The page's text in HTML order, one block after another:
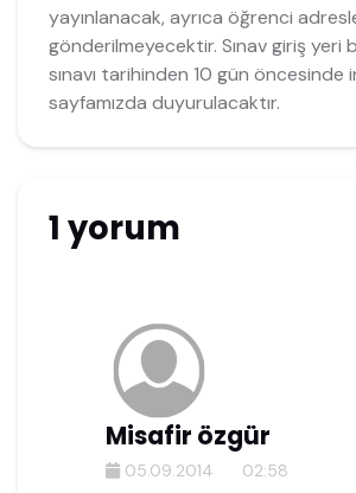
yayınlanacak, ayrıca öğrenci
gönderilmeyecektir. Sınav giriş yeri
sınavı tarihinden 10 gün öncesinde
sayfamızda duyurulacaktır.
1 yorum
Misafir özgür
05.09.2014 02:58